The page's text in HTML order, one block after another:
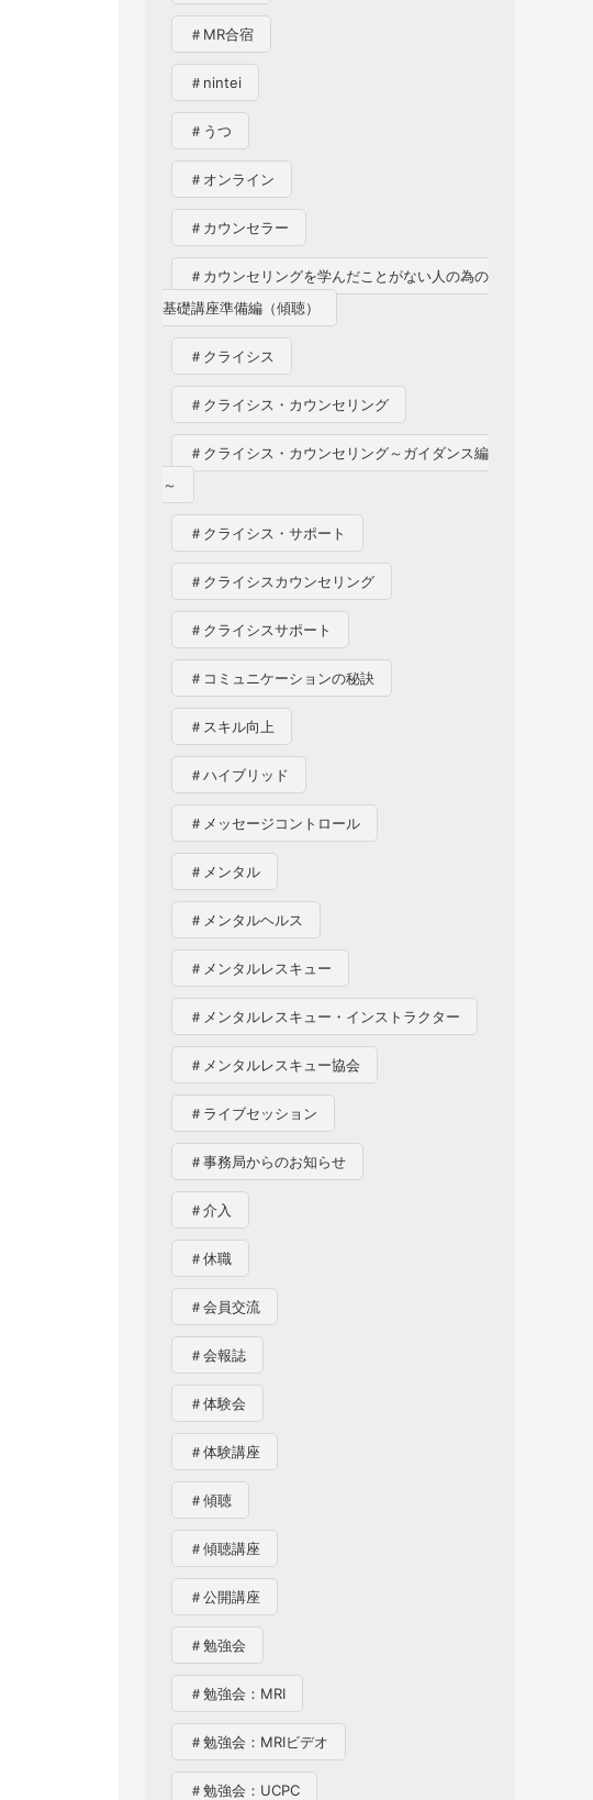
＃MR合宿
＃nintei
＃うつ
＃オンライン
＃カウンセラー
＃カウンセリングを学んだことがない人の為の
基礎講座準備編（傾聴）
＃クライシス
＃クライシス・カウンセリング
＃クライシス・カウンセリング～ガイダンス編
～
＃クライシス・サポート
＃クライシスカウンセリング
＃クライシスサポート
＃コミュニケーションの秘訣
＃スキル向上
＃ハイブリッド
＃メッセージコントロール
＃メンタル
＃メンタルヘルス
＃メンタルレスキュー
＃メンタルレスキュー・インストラクター
＃メンタルレスキュー協会
＃ライブセッション
＃事務局からのお知らせ
＃介入
＃休職
＃会員交流
＃会報誌
＃体験会
＃体験講座
＃傾聴
＃傾聴講座
＃公開講座
＃勉強会
＃勉強会：MRI
＃勉強会：MRIビデオ
＃勉強会：UCPC